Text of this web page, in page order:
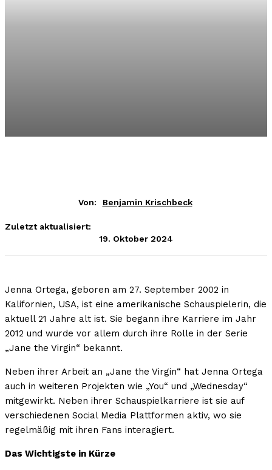
Von: Benjamin Krischbeck
Zuletzt aktualisiert:
19. Oktober 2024
Jenna Ortega, geboren am 27. September 2002 in
Kalifornien, USA, ist eine amerikanische Schauspielerin, die
aktuell 21 Jahre alt ist. Sie begann ihre Karriere im Jahr
2012 und wurde vor allem durch ihre Rolle in der Serie
„Jane the Virgin“ bekannt.
Neben ihrer Arbeit an „Jane the Virgin“ hat Jenna Ortega
auch in weiteren Projekten wie „You“ und „Wednesday“
mitgewirkt. Neben ihrer Schauspielkarriere ist sie auf
verschiedenen Social Media Plattformen aktiv, wo sie
regelmäßig mit ihren Fans interagiert.
Das Wichtigste in Kürze